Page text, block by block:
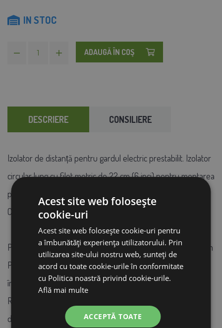
IN STOC
ADAUGĂ ÎN COŞ
DESCRIERE CONSILIERE
Izolator de distanță pentru gardul electric prestabilit. Izolator
circular lung cu filet metric de 22 cm (6 inci) pentru montarea
pe un stâlp metalic sau pe un stâlp tubular.
Caracteristici ale izolatorului:
Potrivit pentru fire, cabluri, frânghii și benzi de până la 12 mm
Poate fi folosit pentru ghidare continuă, în colțuri și la
începutul gardului
Rezistența ridicată și durabilitatea izolatorului este asigurată
de miezul metalic
Acest site web folosește
cookie-uri
Acest site web folosește cookie-uri pentru
a îmbunătăți experiența utilizatorului. Prin
utilizarea site-ului nostru web, sunteți de
acord cu toate cookie-urile în conformitate
cu Politica noastră privind cookie-urile.
Află mai multe
ACCEPTĂ TOATE